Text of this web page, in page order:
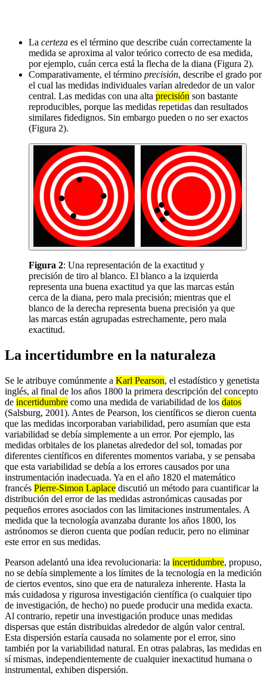
La certeza es el término que describe cuán correctamente la
medida se aproxima al valor teórico correcto de esa medida,
por ejemplo, cuán cerca está la flecha de la diana (Figura 2).
Comparativamente, el término precisión, describe el grado por
el cual las medidas individuales varían alrededor de un valor
central. Las medidas con una alta precisión son bastante
reproducibles, porque las medidas repetidas dan resultados
similares fidedignos. Sin embargo pueden o no ser exactos
(Figura 2).
Figura 2: Una representación de la exactitud y
precisión de tiro al blanco. El blanco a la izquierda
representa una buena exactitud ya que las marcas están
cerca de la diana, pero mala precisión; mientras que el
blanco de la derecha representa buena precisión ya que
las marcas están agrupadas estrechamente, pero mala
exactitud.
La incertidumbre en la naturaleza
Se le atribuye comúnmente a Karl Pearson, el estadístico y genetista
inglés, al final de los años 1800 la primera descripción del concepto
de incertidumbre como una medida de variabilidad de los datos
(Salsburg, 2001). Antes de Pearson, los científicos se dieron cuenta
que las medidas incorporaban variabilidad, pero asumían que esta
variabilidad se debía simplemente a un error. Por ejemplo, las
medidas orbitales de los planetas alrededor del sol, tomadas por
diferentes científicos en diferentes momentos variaba, y se pensaba
que esta variabilidad se debía a los errores causados por una
instrumentación inadecuada. Ya en el año 1820 el matemático
francés Pierre-Simon Laplace discutió un método para cuantificar la
distribución del error de las medidas astronómicas causadas por
pequeños errores asociados con las limitaciones instrumentales. A
medida que la tecnología avanzaba durante los años 1800, los
astrónomos se dieron cuenta que podían reducir, pero no eliminar
este error en sus medidas.
Pearson adelantó una idea revolucionaria: la incertidumbre, propuso,
no se debía simplemente a los límites de la tecnología en la medición
de ciertos eventos, sino que era de naturaleza inherente. Hasta la
más cuidadosa y rigurosa investigación científica (o cualquier tipo
de investigación, de hecho) no puede producir una medida exacta.
Al contrario, repetir una investigación produce unas medidas
dispersas que están distribuidas alrededor de algún valor central.
Esta dispersión estaría causada no solamente por el error, sino
también por la variabilidad natural. En otras palabras, las medidas en
sí mismas, independientemente de cualquier inexactitud humana o
instrumental, exhiben dispersión.